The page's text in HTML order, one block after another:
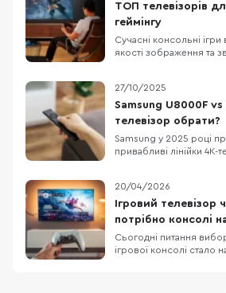
ТОП телевізорів
геймінгу
Сучасні консольні
якості зображення та
HDR робить кольори
яскравішими. Висока
кадрів забезпечує
розмиття в динамічних
27/10/2025
Samsung U8000F
телевізор обрати?
Samsung у 2025 році
привабливі лінійки 4K-
невеликих кімнат, так і
віталень. Обидві серії
технології з красивим
постає питання: чи
20/04/2026
Ігровий телевізор
потрібно консолі
Сьогодні питання
ігрової консолі стало